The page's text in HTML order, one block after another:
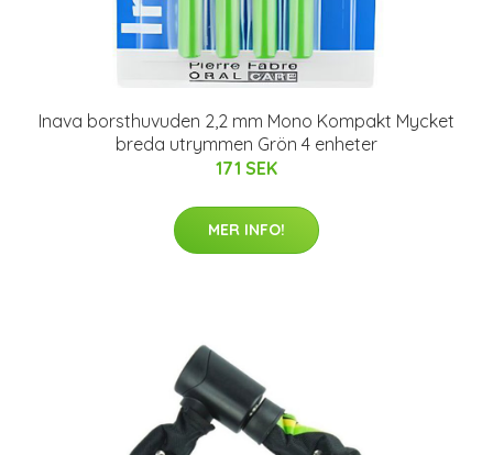
Inava borsthuvuden 2,2 mm Mono Kompakt Mycket
breda utrymmen Grön 4 enheter
171 SEK
MER INFO!